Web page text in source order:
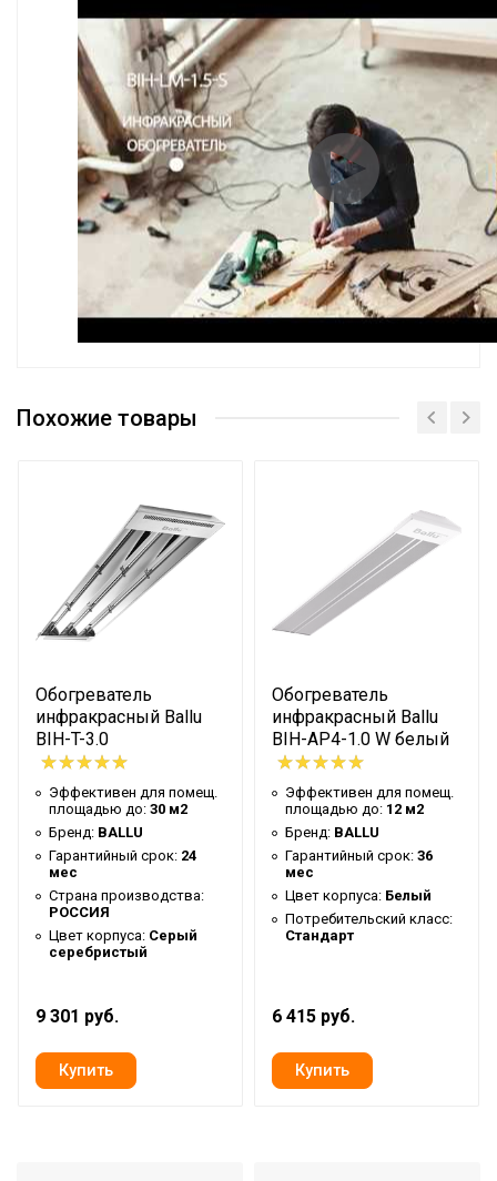
площадью до
Страна производства
Цвет корпуса
Желтый
Ступени мощности нагрева
1; 2; 3 кВт
Макс. потребляемая мощность
3 кВт
Защитная решетка
Да
Защита от перегрева
Нет
Класс пылевлагозащищенности
IP21
Аварийное отключение при
сильном наклоне или
опрокидывании
Да
Тип нагревательного элемента
Инфракрасная
кварцевая
трубка
установки
Вид установки (крепления)
Напольная
Похожие товары
Обогреватель
инфракрасный Ballu
BIH-T-3.0
Эффективен для помещ.
площадью до: 30 м2
Бренд: BALLU
Гарантийный срок: 24
мес
Страна производства:
РОССИЯ
Цвет корпуса: Серый
серебристый
9 301 руб.
Обогреватель
инфракрасный Ballu
BIH-AP4-1.0 W белый
Эффективен для помещ.
площадью до: 12 м2
Бренд: BALLU
Гарантийный срок: 36
мес
Цвет корпуса: Белый
Потребительский класс:
Стандарт
6 415 руб.